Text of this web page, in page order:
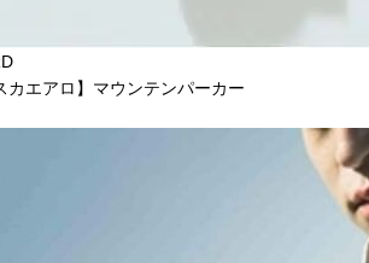
カエアロ】マウンテンパーカー